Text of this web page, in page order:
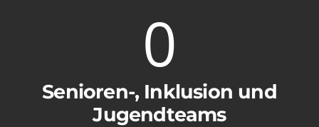
0
Senioren-, Inklusion und
Jugendteams